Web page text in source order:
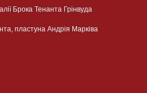
Брока Тенанта Грінвуда
пластуна Андрія Марківа